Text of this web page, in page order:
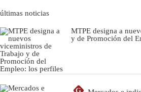
últimas noticias
MTPE designa a
y de Promoción del